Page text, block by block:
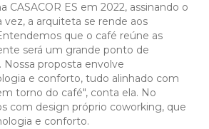
CASACOR ES em 2022, assinando o
vez, a arquiteta se rende aos
que o café reúne as
será um grande ponto de
proposta envolve
e conforto, tudo alinhado com
torno do café", conta ela. No
com design próprio coworking, que
e conforto.